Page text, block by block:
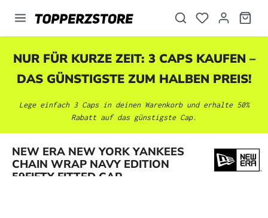
springen
NUR FÜR KURZE ZEIT: 3 CAPS KAUFEN –
DAS GÜNSTIGSTE ZUM HALBEN PREIS!
Lege einfach 3 Caps in deinen Warenkorb und erhalte 50%
Rabatt auf das günstigste Cap.
NEW ERA NEW YORK YANKEES
CHAIN WRAP NAVY EDITION
59FIFTY FITTED CAP